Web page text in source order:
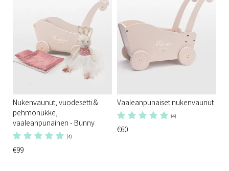
Nukenvaunut, vuodesetti &
pehmonukke,
vaaleanpunainen - Bunny
(4)
€99
Vaaleanpunaiset nukenvaunut
(4)
€60